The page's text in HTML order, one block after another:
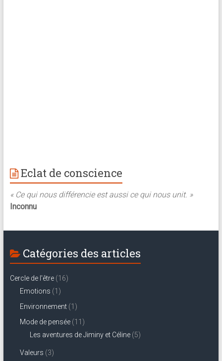
Eclat de conscience
« Ce qui nous différencie est aussi ce qui nous unit. »
Inconnu
Catégories des articles
Cercle de l'être(16)
Emotions (1)
Environnement(1)
Mode de pensée(11)
Les aventures de Jiminy et Céline(5)
Valeurs (3)